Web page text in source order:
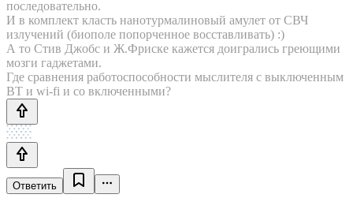
последовательно.
И в комплект класть нанотурмалиновый амулет от СВЧ
излучений (биополе попорченное восставливать) :)
А то Стив Джобс и Ж.Фриске кажется доигрались греющими
мозги гаджетами.
Где сравнения работоспособности мыслителя с выключенным
BT и wi-fi и со включенными?
Ответить